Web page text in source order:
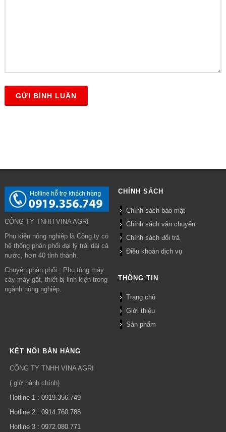
GỬI BÌNH LUẬN
CÔNG TY TNHH VINA AGRI
Phụ kiện nông nghiệp là Công ty có
hệ thống phân phối đại lý trải dài cả
nước, hơn 40 tỉnh thành.
Chuyên phân phối : Phụ tùng máy
cày-máy gặt, thiết bị linh kiện trong
ngành nông nghiệp.
CHÍNH SÁCH
Chính sách bảo mật
Chính sách vận chuyển
Chính sách đổi trả
Điều khoản dịch vụ
THÔNG TIN
Trang chủ
Giới thiệu
Sản phẩm
KẾT NỐI BÁN HÀNG
CÔNG TY TNHH VINA AGRI
( giờ hành chính)
Hotline 1 : 0919.356.749
Hotline 2 : 0914.760.788
Hotline 3 : 0972.080.771